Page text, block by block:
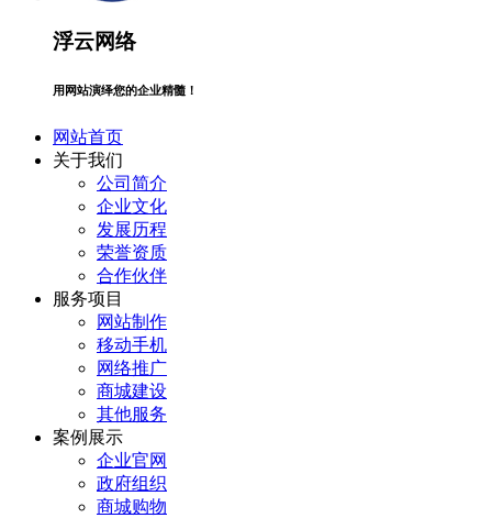
浮云网络
用网站演绎您的企业精髓！
网站首页
关于我们
公司简介
企业文化
发展历程
荣誉资质
合作伙伴
服务项目
网站制作
移动手机
网络推广
商城建设
其他服务
案例展示
企业官网
政府组织
商城购物